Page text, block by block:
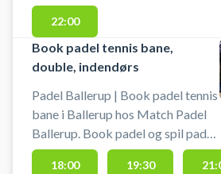
padel i Ballerup på en singlebane i
det indendørs padelcenter
beliggende på Telegrafvej 6, 2750
Ballerup - perfekt for padel
Herlev. Du kan leje bat til 20 kr. pr.
bat. Det er fortsat gratis for børn
under 12 år. Det er muligt at købe
bolde.
22:00
Book padel tennis bane,
double, indendørs
Padel Ballerup | Book padel tennis
bane i Ballerup hos Match Padel
Ballerup. Book padel og spil padel
i Ballerup på en indendørs
18:00 19:30